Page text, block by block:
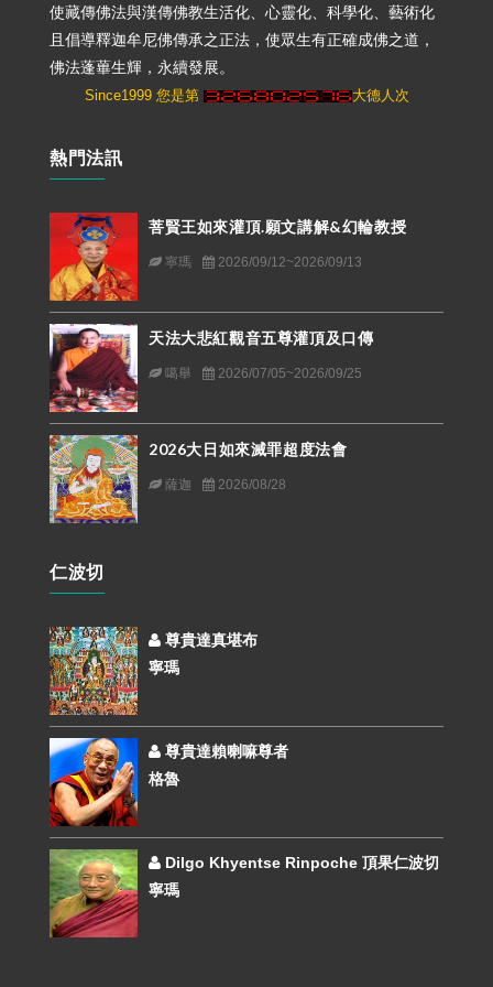
使藏傳佛法與漢傳佛教生活化、心靈化、科學化、藝術化
且倡導釋迦牟尼佛傳承之正法，使眾生有正確成佛之道，
佛法蓬蓽生輝，永續發展。
Since1999 您是第 大德人次
熱門法訊
菩賢王如來灌頂.願文講解&幻輪教授
寧瑪 2026/09/12~2026/09/13
天法大悲紅觀音五尊灌頂及口傳
噶舉 2026/07/05~2026/09/25
2026大日如來滅罪超度法會
薩迦 2026/08/28
仁波切
尊貴達真堪布
寧瑪
尊貴達賴喇嘛尊者
格魯
Dilgo Khyentse Rinpoche 頂果仁波切
寧瑪